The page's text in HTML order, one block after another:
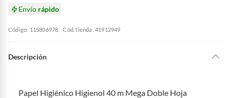
Envío rápido
Código: 115806978 Cód. tienda: 41912949
Descripción
Papel Higiénico Higienol 40 m Mega Doble Hoja